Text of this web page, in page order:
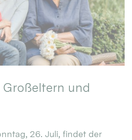
und
26. Juli, findet der